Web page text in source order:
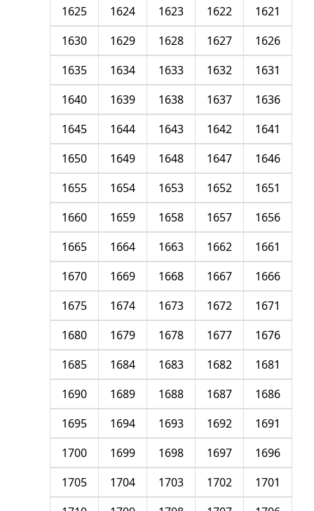
1621
1622
1623
1624
1625
1626
1627
1628
1629
1630
1631
1632
1633
1634
1635
1636
1637
1638
1639
1640
1641
1642
1643
1644
1645
1646
1647
1648
1649
1650
1651
1652
1653
1654
1655
1656
1657
1658
1659
1660
1661
1662
1663
1664
1665
1666
1667
1668
1669
1670
1671
1672
1673
1674
1675
1676
1677
1678
1679
1680
1681
1682
1683
1684
1685
1686
1687
1688
1689
1690
1691
1692
1693
1694
1695
1696
1697
1698
1699
1700
1701
1702
1703
1704
1705